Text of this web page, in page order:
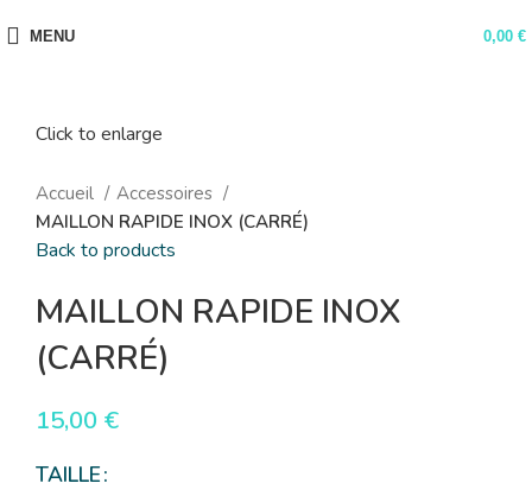
MENU 0,00 €
Click to enlarge
Accueil
Accessoires
MAILLON RAPIDE INOX (CARRÉ)
Back to products
MAILLON RAPIDE INOX
(CARRÉ)
15,00 €
TAILLE